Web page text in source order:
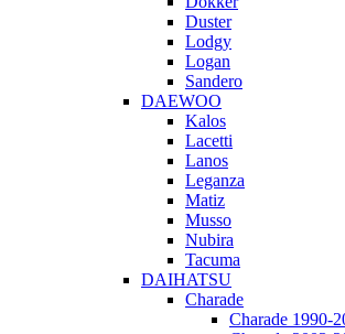
Duster
Lodgy
Logan
Sandero
DAEWOO
Kalos
Lacetti
Lanos
Leganza
Matiz
Musso
Nubira
Tacuma
DAIHATSU
Charade
Charade 1990-